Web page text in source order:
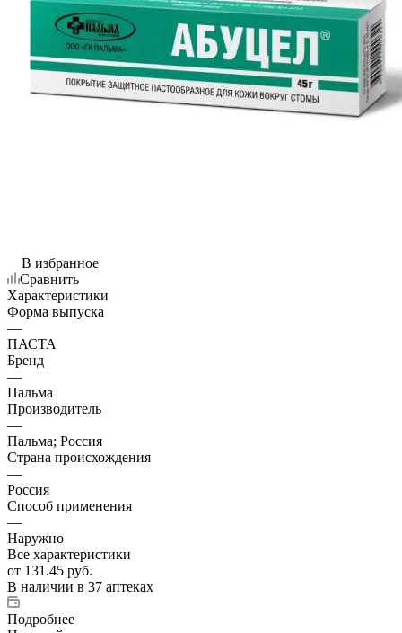
В избранное
Сравнить
Характеристики
Форма выпуска
—
ПАСТА
Бренд
—
Пальма
Производитель
—
Пальма; Россия
Страна происхождения
—
Россия
Способ применения
—
Наружно
Все характеристики
от 131.45 руб.
В наличии в 37 аптеках
Подробнее